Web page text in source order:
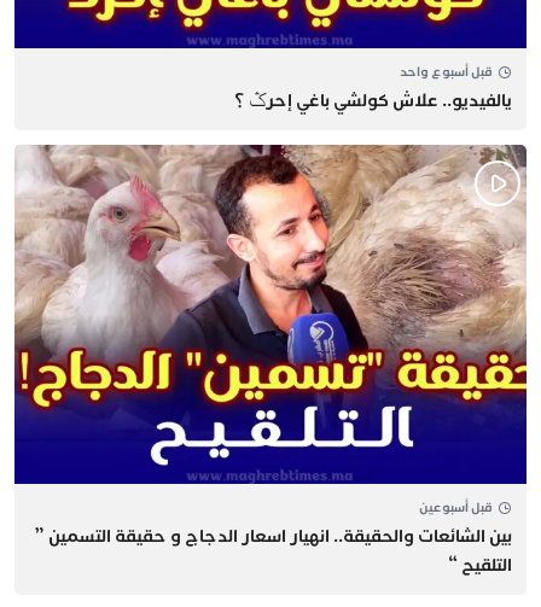
قبل أسبوع واحد
يالفيديو.. علاش كولشي باغي إحرݣ ؟
قبل أسبوعين
بين الشائعات والحقيقة.. انهيار اسعار الدجاج و حقيقة التسمين ”
التلقيح “